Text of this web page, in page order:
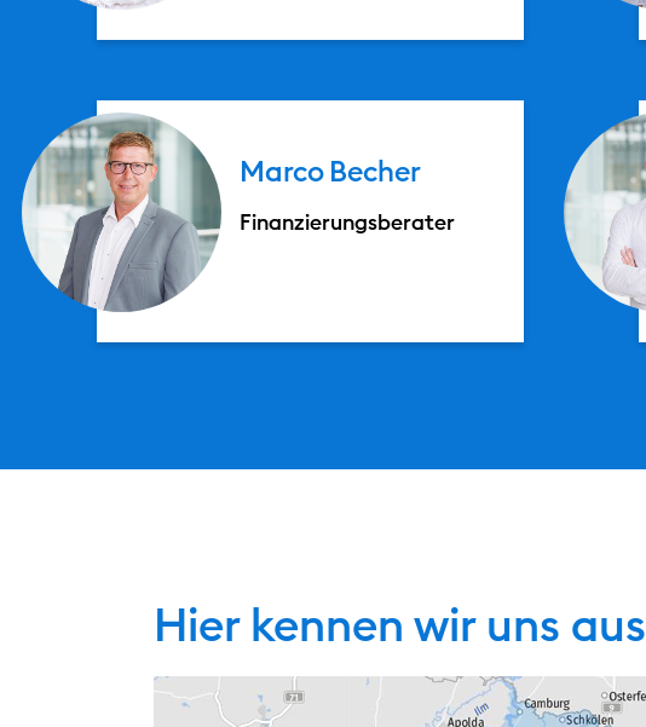
Marco Becher
Finanzierungsberater
Hier kennen wir uns aus